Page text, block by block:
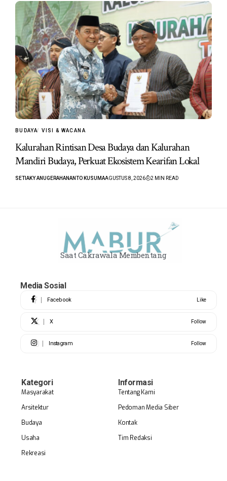
BUDAYA VISI & WACANA
Kalurahan Rintisan Desa Budaya dan Kalurahan
Mandiri Budaya, Perkuat Ekosistem Kearifan Lokal
SETIAKY ANUGERAHANANTO KUSUMAAGUSTUS 8, 2026 2 MIN READ
Saat Cakrawala Membentang
Media Sosial
Facebook Like
X Follow
Instagram Follow
Kategori
Masyarakat
Arsitektur
Budaya
Usaha
Rekreasi
Informasi
Tentang Kami
Pedoman Media Siber
Kontak
Tim Redaksi